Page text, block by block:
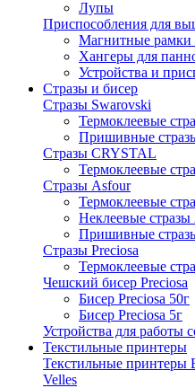
Лупы
Приспособления для
Магнитные рамки
Хангеры для
Устройства и
Стразы и бисер
Стразы Swarovski
Термоклеевые
Пришивные
Стразы CRYSTAL
Термоклеевые
Стразы Asfour
Термоклеевые
Неклеевые
Пришивные
Стразы Preciosa
Термоклеевые
Чешский бисер Preciosa
Бисер Preciosa 50г
Бисер Preciosa 5г
Устройства для работы
Текстильные принтеры
Текстильные принтеры
Velles